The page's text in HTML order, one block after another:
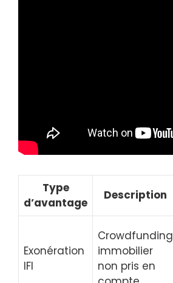
Type
d’avantage
Description
Exonération
IFI
Crowdfunding
immobilier
non pris en